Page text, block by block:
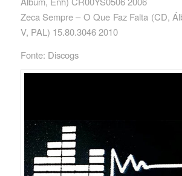
Zeca Sempre – O Que Faz Falta ‎(CD,
V, PAL) 15.80.3046 2010
Fonte: Discogs